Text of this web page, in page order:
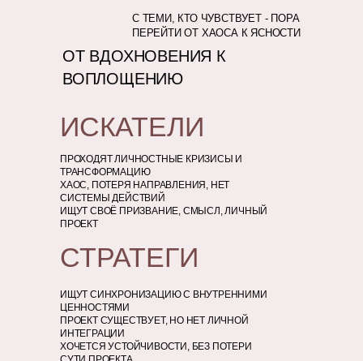
С ТЕМИ, КТО ЧУВСТВУЕТ - ПОРА
ПЕРЕЙТИ ОТ ХАОСА К ЯСНОСТИ
ОТ ВДОХНОВЕНИЯ К
ВОПЛОЩЕНИЮ
ИСКАТЕЛИ
СТРАТЕГИ
ПРОХОДЯТ ЛИЧНОСТНЫЕ КРИЗИСЫ И
ТРАНСФОРМАЦИЮ
ХАОС, ПОТЕРЯ НАПРАВЛЕНИЯ, НЕТ
СИСТЕМЫ ДЕЙСТВИЙ
ИЩУТ СВОЁ ПРИЗВАНИЕ, СМЫСЛ, ЛИЧНЫЙ
ПРОЕКТ
ИЩУТ СИНХРОНИЗАЦИЮ С ВНУТРЕННИМИ
ЦЕННОСТЯМИ
ПРОЕКТ СУЩЕСТВУЕТ, НО НЕТ ЛИЧНОЙ
ИНТЕГРАЦИИ
ХОЧЕТСЯ УСТОЙЧИВОСТИ, БЕЗ ПОТЕРИ